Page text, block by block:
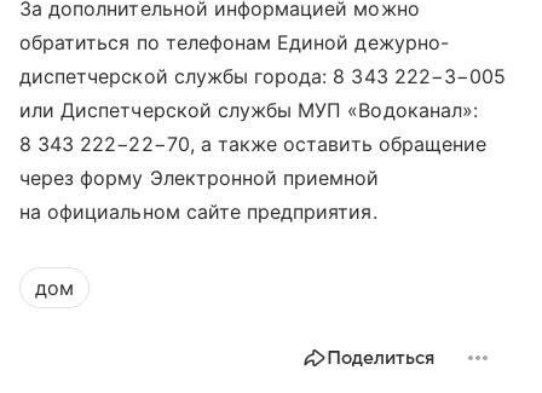
За дополнительной информацией можно
обратиться по телефонам Единой дежурно-
диспетчерской службы города: 8 343 222−3−005
или Диспетчерской службы МУП «Водоканал»:
8 343 222−22−70, а также оставить обращение
через форму Электронной приемной
на официальном сайте предприятия.
дом
Поделиться